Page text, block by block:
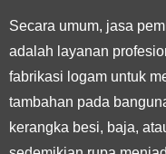
Secara umum, jasa
adalah layanan
fabrikasi logam untuk
tambahan pada
kerangka besi, baja,